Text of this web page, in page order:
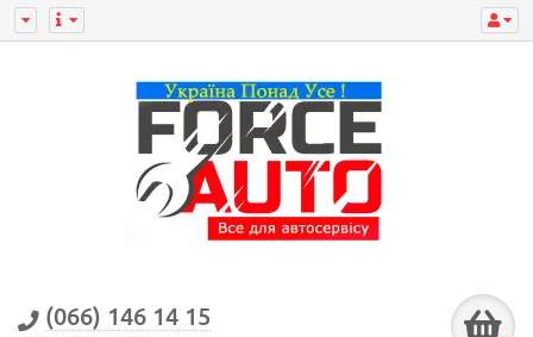
(066) 146 14 15